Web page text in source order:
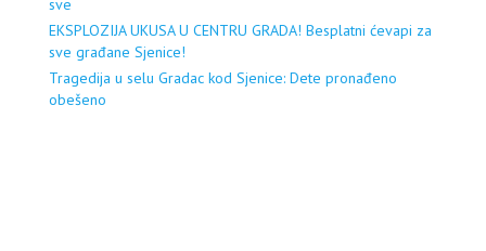
EKSPLOZIJA UKUSA U CENTRU GRADA! Besplatni ćevapi za
sve građane Sjenice!
Tragedija u selu Gradac kod Sjenice: Dete pronađeno
obešeno